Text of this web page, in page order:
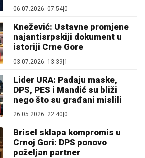
06.07.2026. 07:54 0
Knežević: Ustavne promjene
najantisrpskiji dokument u
istoriji Crne Gore
03.07.2026. 13:39|1
Lider URA: Padaju maske,
DPS, PES i Mandić su bliži
nego što su građani mislili
26.05.2026. 22:40|0
Brisel sklapa kompromis u
Crnoj Gori: DPS ponovo
poželjan partner